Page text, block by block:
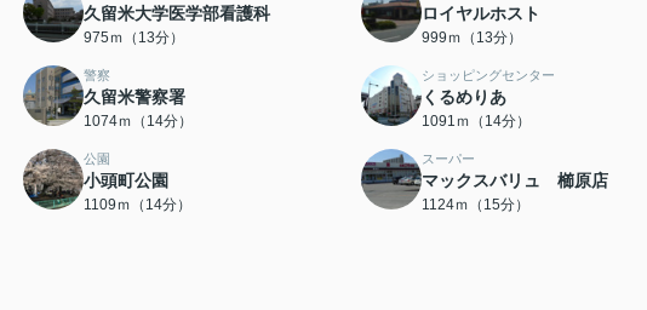
久留米大学医学部看護科
975ｍ（13分）
ロイヤルホスト
999ｍ（13分）
警察
久留米警察署
1074ｍ（14分）
ショッピングセンター
くるめりあ
1091ｍ（14分）
公園
小頭町公園
1109ｍ（14分）
スーパー
マックスバリュ 櫛原店
1124ｍ（15分）